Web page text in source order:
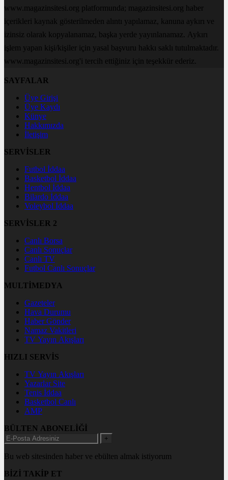
www.magazinsitesi.org platformunda; magazinsitesi.org haber
içerikleri kaynak gösterilmeden alıntı yapılamaz, kanuna aykırı ve
izinsiz olarak kopyalanamaz, başka yerde yayınlanamaz. Aykırı
işlem yapan kişi/kişiler için yasal başvuru hakkı saklı tutulmaktadır.
www.magazinsitesi.org'i tercih ettiğiniz için teşekkür ederiz.
SAYFALAR
Üye Girişi
Üye Kaydı
Künye
Hakkımızda
İletişim
SERVİSLER
Futbol İddaa
Basketbol İddaa
Hentbol İddaa
Bilardo İddaa
Voleybol İddaa
SERVİSLER 2
Canlı Borsa
Canlı Sonuçlar
Canlı TV
Futbol Canlı Sonuçlar
MULTİMEDYA
Gazeteler
Hava Durumu
Haber Gönder
Namaz Vakitleri
TV Yayın Akışları
HIZLI SERVİS
TV Yayın Akışları
Yazarlar Site
Tenis İddaa
Basketbol Canlı
AMP
BÜLTEN ABONELİĞİ
+
Bu web sitesinden haber ve ebülten almak istiyorum
BİZİ TAKİP ET